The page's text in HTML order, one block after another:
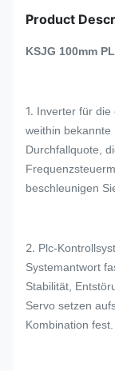
Product
KSJG 100mm
1. Inverter für die
weithin
Durchfallquote,
beschleunigen
2. Plc-
Systemantwort
Stabilität,
Servo setzen
Kombination fest.